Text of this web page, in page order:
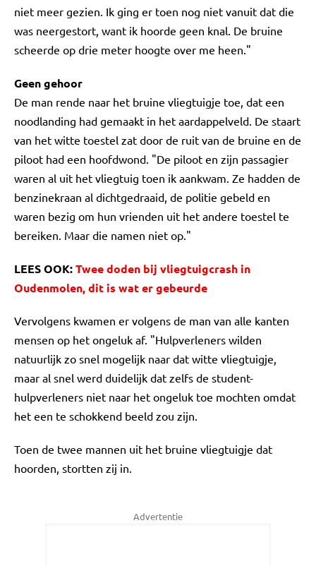
niet meer gezien. Ik ging er toen nog niet vanuit dat die
was neergestort, want ik hoorde geen knal. De bruine
scheerde op drie meter hoogte over me heen."
Geen gehoor
De man rende naar het bruine vliegtuigje toe, dat een
noodlanding had gemaakt in het aardappelveld. De staart
van het witte toestel zat door de ruit van de bruine en de
piloot had een hoofdwond. "De piloot en zijn passagier
waren al uit het vliegtuig toen ik aankwam. Ze hadden de
benzinekraan al dichtgedraaid, de politie gebeld en
waren bezig om hun vrienden uit het andere toestel te
bereiken. Maar die namen niet op."
LEES OOK:Twee doden bij vliegtuigcrash in
Oudenmolen, dit is wat er gebeurde
Vervolgens kwamen er volgens de man van alle kanten
mensen op het ongeluk af. "Hulpverleners wilden
natuurlijk zo snel mogelijk naar dat witte vliegtuigje,
maar al snel werd duidelijk dat zelfs de student-
hulpverleners niet naar het ongeluk toe mochten omdat
het een te schokkend beeld zou zijn.
Toen de twee mannen uit het bruine vliegtuigje dat
hoorden, stortten zij in.
Advertentie